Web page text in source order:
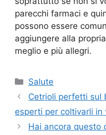
parecchi farmaci e
possono essere
aggiungere alla
meglio e più allegri.
Categorie
Salute
Cetrioli perfetti sul
esperti per coltivarli in
Hai ancora questo